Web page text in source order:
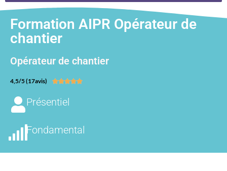
Formation AIPR Opérateur de
chantier
Opérateur de chantier
4,5/5 (17avis) 
Présentiel
Fondamental